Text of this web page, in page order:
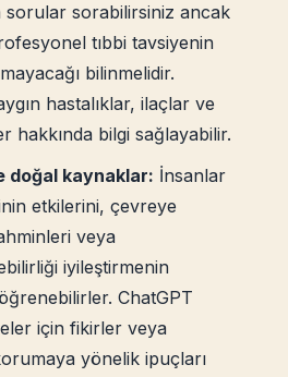
sorular sorabilirsiniz ancak
tıbbi tavsiyenin
bilinmelidir.
hastalıklar, ilaçlar ve
hakkında bilgi sağlayabilir.
doğal kaynaklar: İnsanlar
etkilerini, çevreye
veya
iyileştirmenin
ChatGPT
için fikirler veya
yönelik ipuçları